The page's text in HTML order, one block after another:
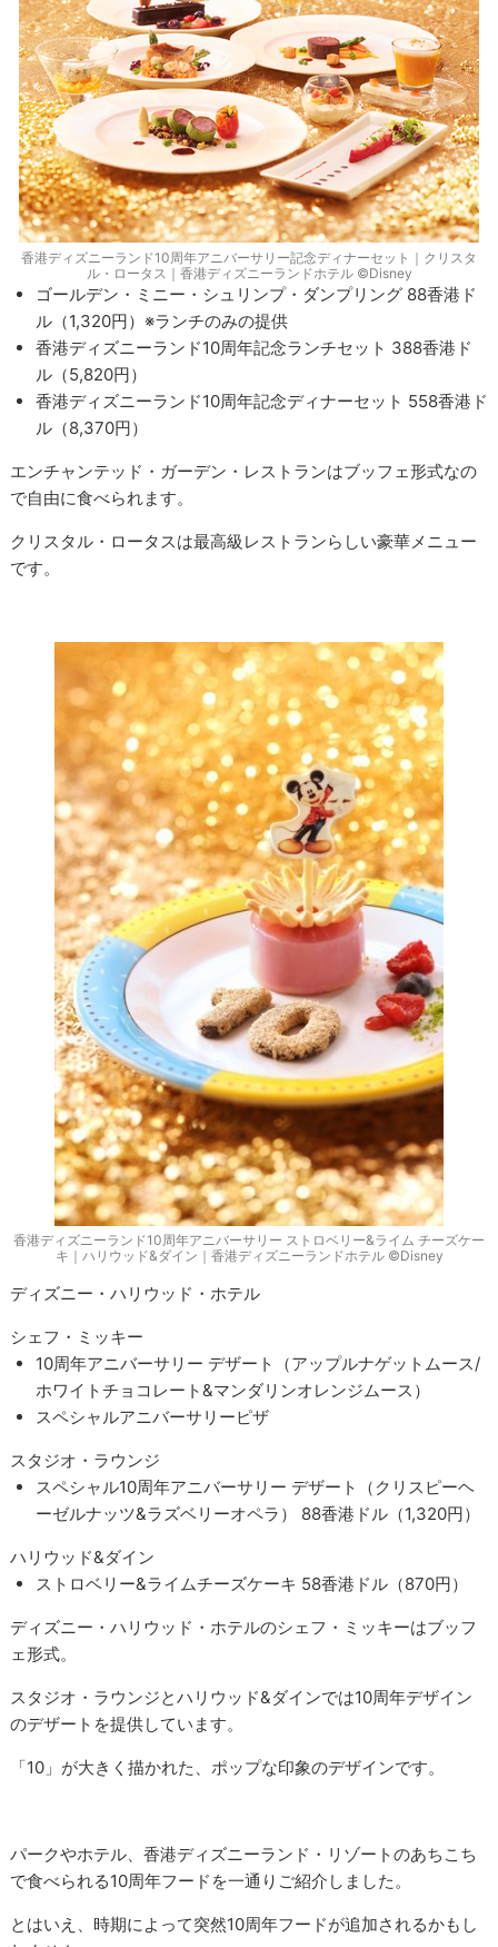
香港ディズニーランド10周年アニバーサリー記念ディナーセット｜クリスタ
ル・ロータス｜香港ディズニーランドホテル ©Disney
ゴールデン・ミニー・シュリンプ・ダンプリング 88香港ド
ル（1,320円）※ランチのみの提供
香港ディズニーランド10周年記念ランチセット 388香港ド
ル（5,820円）
香港ディズニーランド10周年記念ディナーセット 558香港ド
ル（8,370円）
エンチャンテッド・ガーデン・レストランはブッフェ形式なの
で自由に食べられます。
クリスタル・ロータスは最高級レストランらしい豪華メニュー
です。
香港ディズニーランド10周年アニバーサリー ストロベリー&ライム チーズケー
キ｜ハリウッド&ダイン｜香港ディズニーランドホテル ©Disney
ディズニー・ハリウッド・ホテル
シェフ・ミッキー
10周年アニバーサリー デザート（アップルナゲットムース/
ホワイトチョコレート&マンダリンオレンジムース）
スペシャルアニバーサリーピザ
スタジオ・ラウンジ
スペシャル10周年アニバーサリー デザート（クリスピーヘ
ーゼルナッツ&ラズベリーオペラ） 88香港ドル（1,320円）
ハリウッド&ダイン
ストロベリー&ライムチーズケーキ 58香港ドル（870円）
ディズニー・ハリウッド・ホテルのシェフ・ミッキーはブッフ
ェ形式。
スタジオ・ラウンジとハリウッド&ダインでは10周年デザイン
のデザートを提供しています。
「10」が大きく描かれた、ポップな印象のデザインです。
パークやホテル、香港ディズニーランド・リゾートのあちこち
で食べられる10周年フードを一通りご紹介しました。
とはいえ、時期によって突然10周年フードが追加されるかもし